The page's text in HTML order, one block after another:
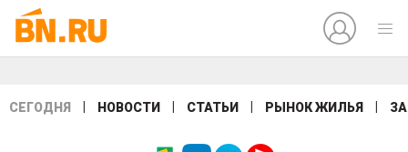
СЕГОДНЯ НОВОСТИ СТАТЬИ РЫНОК ЖИЛЬЯ